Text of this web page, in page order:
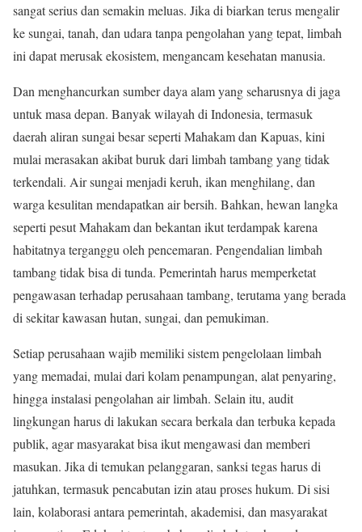
sangat serius dan semakin meluas. Jika di biarkan terus mengalir
ke sungai, tanah, dan udara tanpa pengolahan yang tepat, limbah
ini dapat merusak ekosistem, mengancam kesehatan manusia.
Dan menghancurkan sumber daya alam yang seharusnya di jaga
untuk masa depan. Banyak wilayah di Indonesia, termasuk
daerah aliran sungai besar seperti Mahakam dan Kapuas, kini
mulai merasakan akibat buruk dari limbah tambang yang tidak
terkendali. Air sungai menjadi keruh, ikan menghilang, dan
warga kesulitan mendapatkan air bersih. Bahkan, hewan langka
seperti pesut Mahakam dan bekantan ikut terdampak karena
habitatnya terganggu oleh pencemaran. Pengendalian limbah
tambang tidak bisa di tunda. Pemerintah harus memperketat
pengawasan terhadap perusahaan tambang, terutama yang berada
di sekitar kawasan hutan, sungai, dan pemukiman.
Setiap perusahaan wajib memiliki sistem pengelolaan limbah
yang memadai, mulai dari kolam penampungan, alat penyaring,
hingga instalasi pengolahan air limbah. Selain itu, audit
lingkungan harus di lakukan secara berkala dan terbuka kepada
publik, agar masyarakat bisa ikut mengawasi dan memberi
masukan. Jika di temukan pelanggaran, sanksi tegas harus di
jatuhkan, termasuk pencabutan izin atau proses hukum. Di sisi
lain, kolaborasi antara pemerintah, akademisi, dan masyarakat